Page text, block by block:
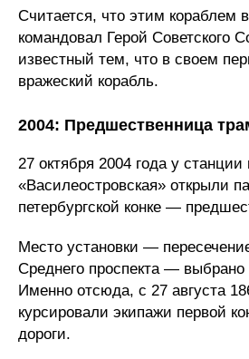
Считается, что этим кораблем
командовал Герой Советского
известный тем, что в своем
вражеский корабль.
2004: Предшественница
27 октября 2004 года у станции
«Василеостровская» открыли
петербургской конке —
Место установки —
Среднего проспекта — выбрано
Именно отсюда, с 27 августа
курсировали экипажи первой
дороги.